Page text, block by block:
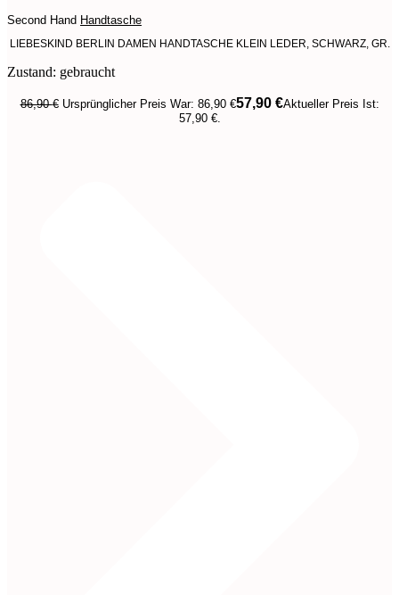
Second Hand Handtasche
LIEBESKIND BERLIN DAMEN HANDTASCHE KLEIN LEDER, SCHWARZ, GR.
Zustand: gebraucht
86,90€ Ursprünglicher Preis War: 86,90 €57,90 €Aktueller Preis Ist:
57,90 €.